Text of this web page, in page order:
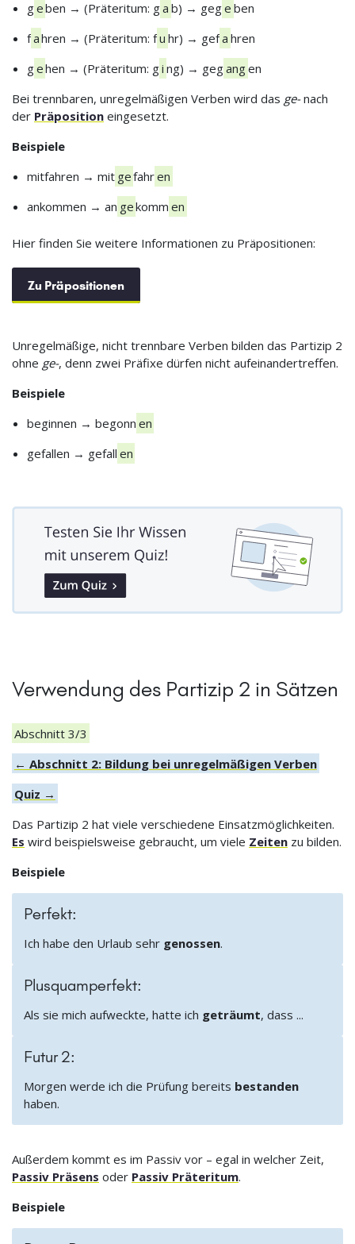
geben → (Präteritum: ga b) → gege ben
fahren → (Präteritum: fu hr) → gefa hren
gehen → (Präteritum: gi ng) → gegangen
Bei trennbaren, unregelmäßigen Verben wird das ge-nach
der Präposition eingesetzt.
Beispiele
mitfahren → mit gefahren
ankommen → an gekomm en
Hier finden Sie weitere Informationen zu Präpositionen:
Zu Präpositionen
Unregelmäßige, nicht trennbare Verben bilden das Partizip 2
ohne ge-, denn zwei Präfixe dürfen nicht aufeinandertreffen.
Beispiele
beginnen → begonn en
gefallen → gefall en
Verwendung des Partizip 2 in Sätzen
Abschnitt 3/3
← Abschnitt 2: Bildung bei unregelmäßigen Verben
Quiz →
Das Partizip 2 hat viele verschiedene Einsatzmöglichkeiten.
Es wird beispielsweise gebraucht, um viele Zeiten zu bilden.
Beispiele
Perfekt:
Ich habe den Urlaub sehr genossen.
Plusquamperfekt:
Als sie mich aufweckte, hatte ich geträumt, dass ...
Futur 2:
Morgen werde ich die Prüfung bereits bestanden
haben.
Außerdem kommt es im Passiv vor – egal in welcher Zeit,
Passiv Präsens oder Passiv Präteritum.
Beispiele